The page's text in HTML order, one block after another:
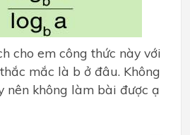
cho em công thức này với
mắc là b ở đâu. Không
nên không làm bài được ạ